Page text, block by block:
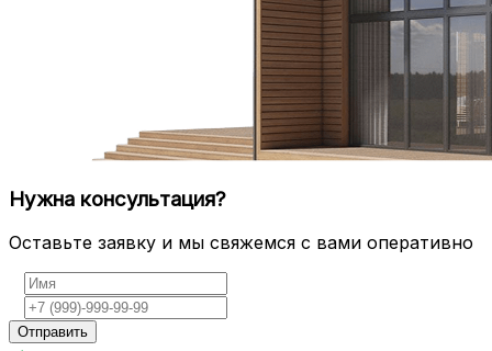
Нужна консультация?
Оставьте заявку и мы свяжемся с вами оперативно
Отправить